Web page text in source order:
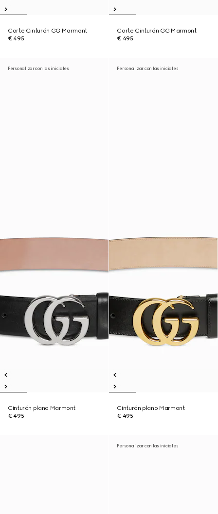
Corte Cinturón GG Marmont
€ 495
Corte Cinturón GG Marmont
€ 495
Personalizar con las iniciales
Cinturón plano Marmont
€ 495
Personalizar con las iniciales
Cinturón plano Marmont
€ 495
Personalizar con las iniciales